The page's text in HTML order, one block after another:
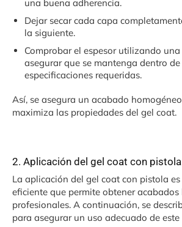
una buena adherencia.
Dejar secar cada capa
la siguiente.
Comprobar el espesor utilizando
asegurar que se mantenga dentro de
especificaciones requeridas.
Así, se asegura un acabado
maximiza las propiedades del gel coat.
2. Aplicación del gel coat con
La aplicación del gel coat con pistola
eficiente que permite obtener acabados
profesionales. A continuación, se
para asegurar un uso adecuado de